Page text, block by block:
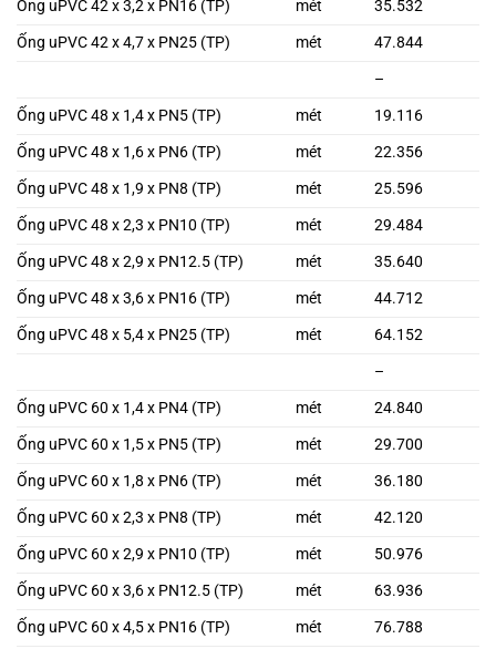
Ống uPVC 42 x 3,2 x PN16 (TP) mét 35.532
Ống uPVC 42 x 4,7 x PN25 (TP) mét 47.844
–
Ống uPVC 48 x 1,4 x PN5 (TP) mét 19.116
Ống uPVC 48 x 1,6 x PN6 (TP) mét 22.356
Ống uPVC 48 x 1,9 x PN8 (TP) mét 25.596
Ống uPVC 48 x 2,3 x PN10 (TP) mét 29.484
Ống uPVC 48 x 2,9 x PN12.5 (TP) mét 35.640
Ống uPVC 48 x 3,6 x PN16 (TP) mét 44.712
Ống uPVC 48 x 5,4 x PN25 (TP) mét 64.152
–
Ống uPVC 60 x 1,4 x PN4 (TP) mét 24.840
Ống uPVC 60 x 1,5 x PN5 (TP) mét 29.700
Ống uPVC 60 x 1,8 x PN6 (TP) mét 36.180
Ống uPVC 60 x 2,3 x PN8 (TP) mét 42.120
Ống uPVC 60 x 2,9 x PN10 (TP) mét 50.976
Ống uPVC 60 x 3,6 x PN12.5 (TP) mét 63.936
Ống uPVC 60 x 4,5 x PN16 (TP) mét 76.788